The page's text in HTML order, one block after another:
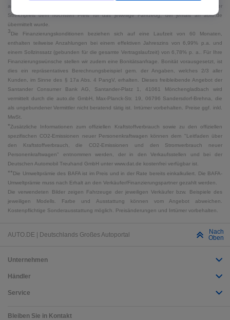
an auto.de übermittelten Listenpreis. Für alle anderen Fahrzeuge entspricht der
Streichpreis dem höchsten Preis für das jeweilige Fahrzeug, der jemals an auto.de
übermittelt wurde.
3Die Finanzierungskonditionen beziehen sich auf eine Laufzeit von 60 Monaten,
enthalten teilweise Anzahlungen bei einem effektiven Jahreszins von 6,99% p.a. und
einem Sollzinssatz (gebunden für die gesamte Vertragslaufzeit) von 6,78% p. a.. Für Ihre
Finanzierungswünsche stellen wir zudem eine Bonitätsanfrage. Bonität vorausgesetzt, ist
dies ein repräsentatives Berechnungsbeispiel gem. der Angaben, welches 2/3 aller
Kunden, im Sinne des § 17a Abs. 4 PangV, erhalten. Dieses freibleibende Angebot der
Santander Consumer Bank AG, Santander-Platz 1, 41061 Mönchengladbach wird
vermittelt durch die auto.de GmbH, Max-Planck-Str. 19, 06796 Sandersdorf-Brehna, die
als ungebundener Vermittler nicht beratend tätig ist. Irrtümer vorbehalten. Preise ggf. inkl.
MwSt.
*Zusätzliche Informationen zum offiziellen Kraftstoffverbrauch sowie zu den offiziellen
spezifischen CO2-Emissionen neuer Personenkraftwagen können dem "Leitfaden über
den Kraftstoffverbrauch, die CO2-Emissionen und den Stromverbrauch neuer
Personenkraftwagen" entnommen werden, der in den Verkaufsstellen und bei der
Deutschen Automobil Treuhand GmbH unter www.dat.de kostenfrei verfügbar ist.
**Die Umweltprämie des BAFA ist im Preis und in der Rate bereits einkalkuliert. Die BAFA-
Umweltprämie muss nach Erhalt an den Verkäufer/Finanzierungspartner gezahlt werden.
Die verwendeten Bilder zeigen Fahrzeuge der jeweiligen Verkäufer bzw. Beispiele des
jeweiligen Modells. Farbe und Ausstattung können vom Angebot abweichen.
Kostenpflichtige Sonderausstattung möglich. Preisänderungen und Irrtümer vorbehalten.
AUTO.DE | Deutschlands Großes Autoportal
Nach
Oben
Unternehmen
Händler
Service
Bleiben Sie in Kontakt